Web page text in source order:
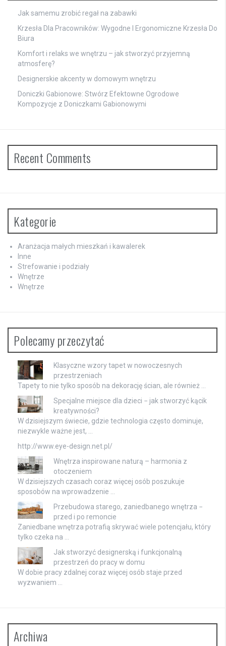
Jak samemu zrobić regał na zabawki
Krzesła Dla Pracowników: Wygodne I Ergonomiczne Krzesła Do
Biura
Komfort i relaks we wnętrzu – jak stworzyć przyjemną
atmosferę?
Designerskie akcenty w domowym wnętrzu
Doniczki Gabionowe: Stwórz Efektowne Ogrodowe
Kompozycje z Doniczkami Gabionowymi
Recent Comments
Kategorie
Aranżacja małych mieszkań i kawalerek
Inne
Strefowanie i podziały
Wnętrze
Wnętrze
Polecamy przeczytać
Klasyczne wzory tapet w nowoczesnych
przestrzeniach
Tapety to nie tylko sposób na dekorację ścian, ale również …
Specjalne miejsce dla dzieci − jak stworzyć kącik
kreatywności?
W dzisiejszym świecie, gdzie technologia często dominuje,
niezwykle ważne jest, …
http://www.eye-design.net.pl/
Wnętrza inspirowane naturą – harmonia z
otoczeniem
W dzisiejszych czasach coraz więcej osób poszukuje
sposobów na wprowadzenie …
Przebudowa starego, zaniedbanego wnętrza −
przed i po remoncie
Zaniedbane wnętrza potrafią skrywać wiele potencjału, który
tylko czeka na …
Jak stworzyć designerską i funkcjonalną
przestrzeń do pracy w domu
W dobie pracy zdalnej coraz więcej osób staje przed
wyzwaniem …
Archiwa